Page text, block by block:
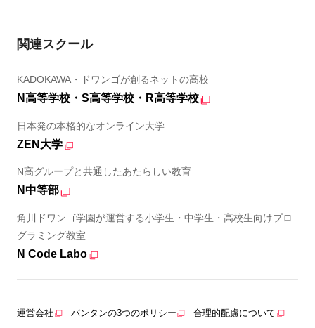
関連スクール
KADOKAWA・ドワンゴが創るネットの高校
N高等学校・S高等学校・R高等学校
日本発の本格的なオンライン大学
ZEN大学
N高グループと共通したあたらしい教育
N中等部
角川ドワンゴ学園が運営する小学生・中学生・高校生向けプロ
グラミング教室
N Code Labo
運営会社 バンタンの3つのポリシー 合理的配慮について